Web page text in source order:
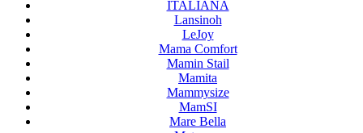
ITALIANA
Lansinoh
LeJoy
Mama Comfort
Mamin Stail
Mamita
Mammysize
MamSI
Mare Bella